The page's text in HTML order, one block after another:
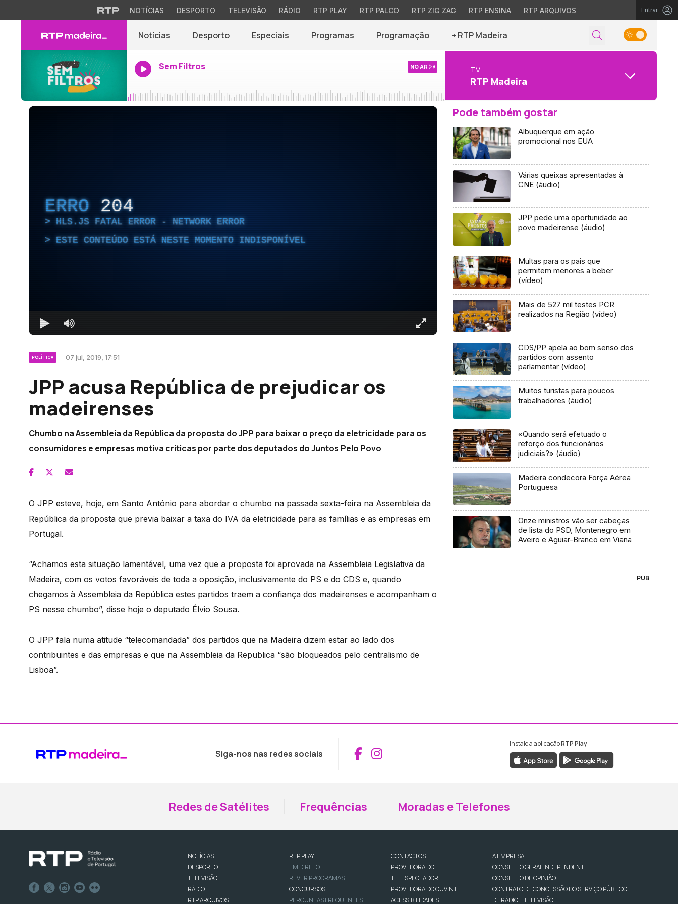
NOTÍCIAS DESPORTO TELEVISÃO RÁDIO RTP PLAY RTP PALCO RTP ZIG ZAG RTP ENSINA RTP ARQUIVOS Entrar
Notícias Desporto Especiais Programas Programação + RTP Madeira
Sem Filtros NO AR TV
RTP Madeira
ERRO 204
HLS.JS FATAL ERROR - NETWORK ERROR
ESTE CONTEÚDO ESTÁ NESTE MOMENTO INDISPONÍVEL
POLÍTICA 07 jul, 2019, 17:51
JPP acusa República de prejudicar os
madeirenses
Chumbo na Assembleia da República da proposta do JPP para baixar o preço da eletricidade para os
consumidores e empresas motiva críticas por parte dos deputados do Juntos Pelo Povo
O JPP esteve, hoje, em Santo António para abordar o chumbo na passada sexta-feira na Assembleia da
República da proposta que previa baixar a taxa do IVA da eletricidade para as famílias e as empresas em
Portugal.
“Achamos esta situação lamentável, uma vez que a proposta foi aprovada na Assembleia Legislativa da
Madeira, com os votos favoráveis de toda a oposição, inclusivamente do PS e do CDS e, quando
chegamos à Assembleia da República estes partidos traem a confiança dos madeirenses e acompanham o
PS nesse chumbo”, disse hoje o deputado Élvio Sousa.
O JPP fala numa atitude “telecomandada” dos partidos que na Madeira dizem estar ao lado dos
contribuintes e das empresas e que na Assembleia da Republica “são bloqueados pelo centralismo de
Lisboa”.
Pode também gostar
Albuquerque em ação
promocional nos EUA
Várias queixas apresentadas à
CNE (áudio)
JPP pede uma oportunidade ao
povo madeirense (áudio)
Multas para os pais que
permitem menores a beber
(vídeo)
Mais de 527 mil testes PCR
realizados na Região (vídeo)
CDS/PP apela ao bom senso dos
partidos com assento
parlamentar (vídeo)
Muitos turistas para poucos
trabalhadores (áudio)
«Quando será efetuado o
reforço dos funcionários
judiciais?» (áudio)
Madeira condecora Força Aérea
Portuguesa
Onze ministros vão ser cabeças
de lista do PSD, Montenegro em
Aveiro e Aguiar-Branco em Viana
PUB
Siga-nos nas redes sociais Aceder ao Facebook da RTP Madeira
Aceder ao Instagram da RTP Madeira
Instale a aplicaçãoRTP Play
Redes de Satélites Frequências Moradas e Telefones
NOTÍCIAS
DESPORTO
TELEVISÃO
RÁDIO
RTP ARQUIVOS
RTP PLAY
EM DIRETO
REVER PROGRAMAS
CONCURSOS
PERGUNTAS FREQUENTES
CONTACTOS
PROVEDORA DO
TELESPECTADOR
PROVEDORA DO OUVINTE
ACESSIBILIDADES
A EMPRESA
CONSELHO GERAL INDEPENDENTE
CONSELHO DE OPINIÃO
CONTRATO DE CONCESSÃO DO SERVIÇO PÚBLICO
DE RÁDIO E TELEVISÃO